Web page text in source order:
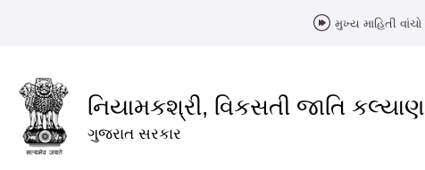
મુખ્ય માહિતી વાંચો
નિયામકશ્રી, વિકસતી જાતિ કલ્યાણ
ગુજરાત સરકાર